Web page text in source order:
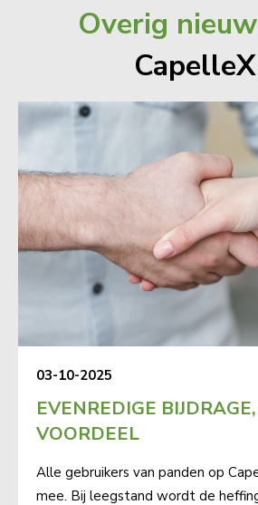
Overig
03-10-2025
EVENREDIGE
VOORDEEL
Alle gebruikers van panden op
mee. Bij leegstand wordt de